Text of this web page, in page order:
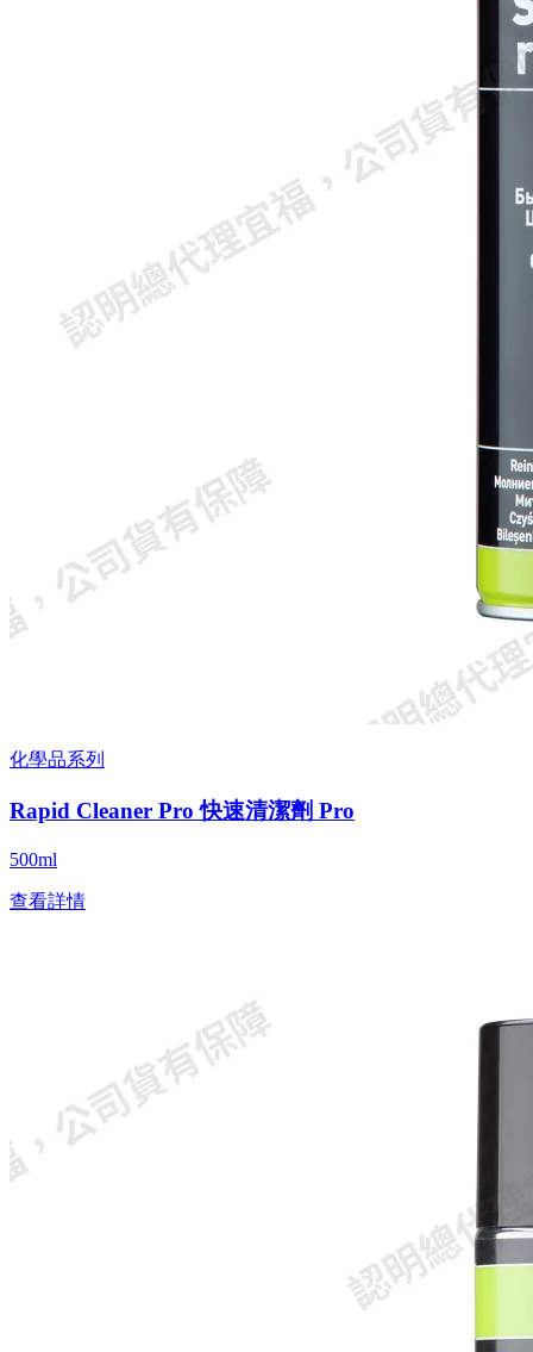
化學品系列
Rapid Cleaner Pro 快速清潔劑 Pro
500ml
查看詳情